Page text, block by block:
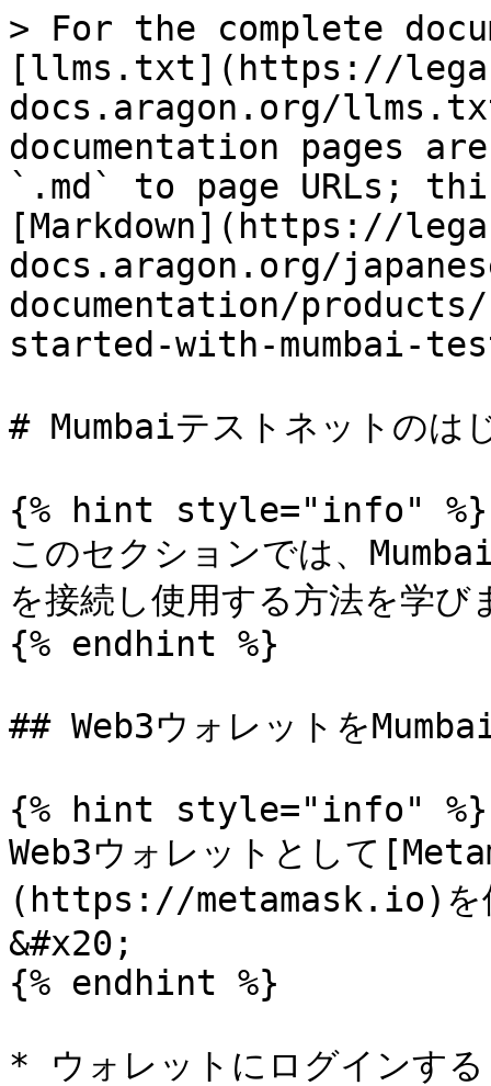
> For the complete
[llms.txt](https://
docs.aragon.org/
documentation pages
`.md` to page URLs;
[Markdown](https://
docs.aragon.org/
documentation/
started-with-mumbai-
# Mumbaiテストネットのは
{% hint style="info" %}
このセクションでは、
を接続し使用する方法を学び
{% endhint %}
## Web3ウォレットを
{% hint style="info" %}
Web3ウォレットとして
(https://metamask.io)を使
&#x20;
{% endhint %}
* ウォレットにログインする